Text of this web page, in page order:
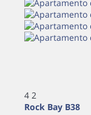
4 2
Rock Bay B38